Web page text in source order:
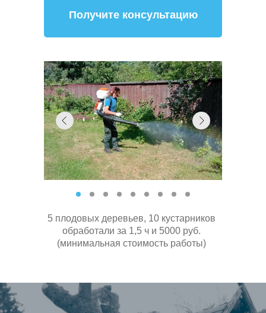
Получите консультацию
5 плодовых деревьев, 10 кустарников
обработали за 1,5 ч и 5000 руб.
(минимальная стоимость работы)